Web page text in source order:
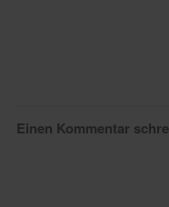
Einen Kommentar